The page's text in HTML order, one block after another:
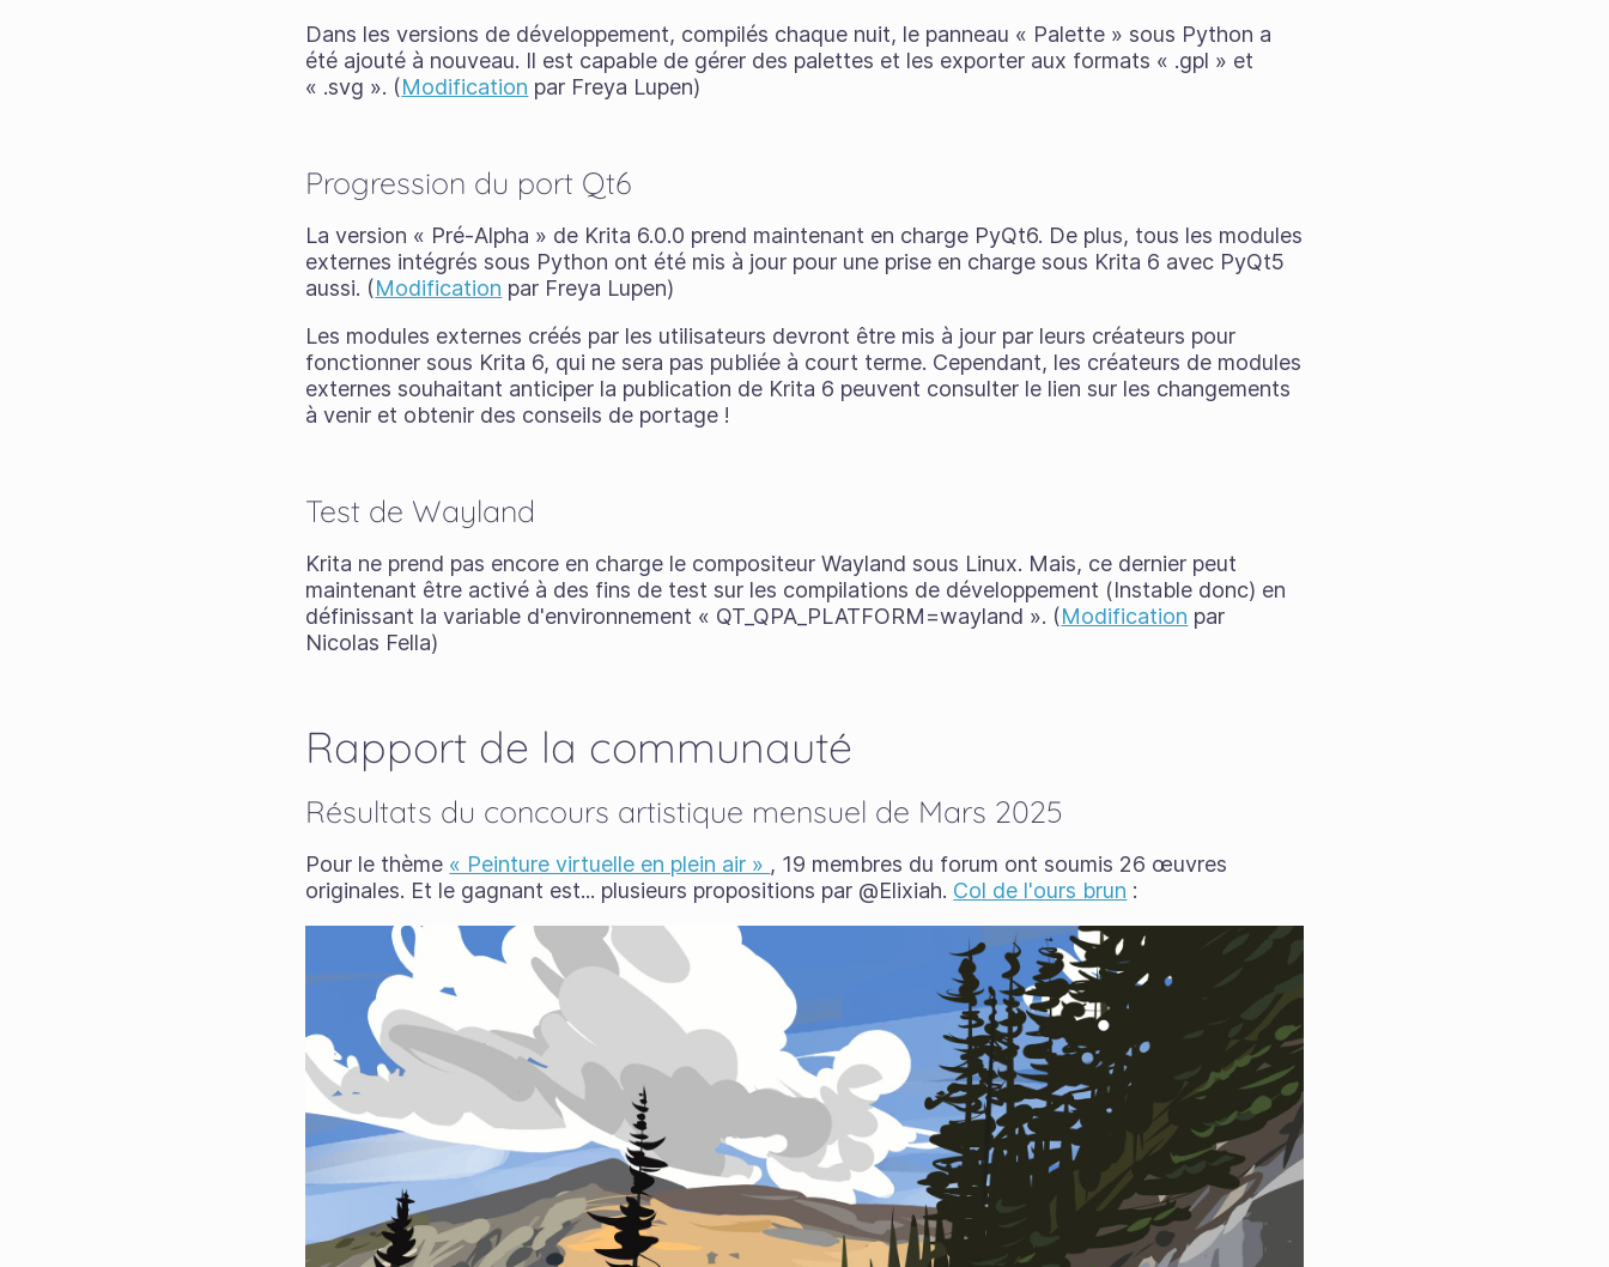
Dans les versions de développement, compilés chaque nuit, le panneau « Palette » sous Python a
été ajouté à nouveau. Il est capable de gérer des palettes et les exporter aux formats « .gpl » et
« .svg ». (Modification par Freya Lupen)
Progression du port Qt6
La version « Pré-Alpha » de Krita 6.0.0 prend maintenant en charge PyQt6. De plus, tous les modules
externes intégrés sous Python ont été mis à jour pour une prise en charge sous Krita 6 avec PyQt5
aussi. (Modification par Freya Lupen)
Les modules externes créés par les utilisateurs devront être mis à jour par leurs créateurs pour
fonctionner sous Krita 6, qui ne sera pas publiée à court terme. Cependant, les créateurs de modules
externes souhaitant anticiper la publication de Krita 6 peuvent consulter le lien sur les changements
à venir et obtenir des conseils de portage !
Test de Wayland
Krita ne prend pas encore en charge le compositeur Wayland sous Linux. Mais, ce dernier peut
maintenant être activé à des fins de test sur les compilations de développement (Instable donc) en
définissant la variable d'environnement « QT_QPA_PLATFORM=wayland ». (Modification par
Nicolas Fella)
Rapport de la communauté
Résultats du concours artistique mensuel de Mars 2025
Pour le thème « Peinture virtuelle en plein air » , 19 membres du forum ont soumis 26 œuvres
originales. Et le gagnant est... plusieurs propositions par @Elixiah. Col de l'ours brun :